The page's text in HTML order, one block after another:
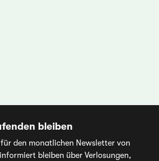
bleiben
den monatlichen Newsletter von
bleiben über Verlosungen,